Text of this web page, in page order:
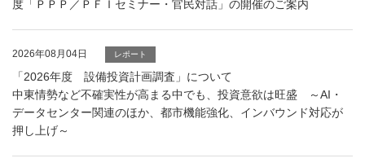
度「ＰＰＰ／ＰＦＩセミナー・官民対話」の開催のご案内
2026年08月04日 レポート
「2026年度 設備投資計画調査」について
中東情勢など不確実性が高まる中でも、投資意欲は旺盛 ～AI・
データセンター関連のほか、都市機能強化、インバウンド対応が
押し上げ～